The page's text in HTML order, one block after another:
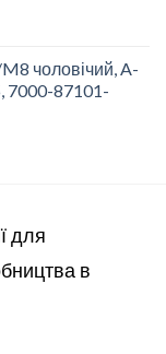
чоловічий, A-
7000-87101-
для
в